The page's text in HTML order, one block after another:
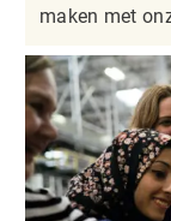
maken met